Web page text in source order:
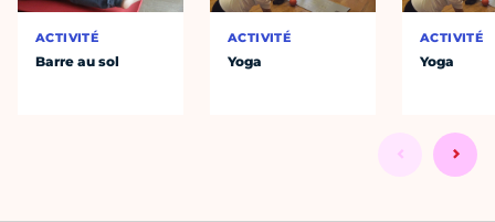
ACTIVITÉ
Barre au sol
ACTIVITÉ
Yoga
ACTIVITÉ
Yoga